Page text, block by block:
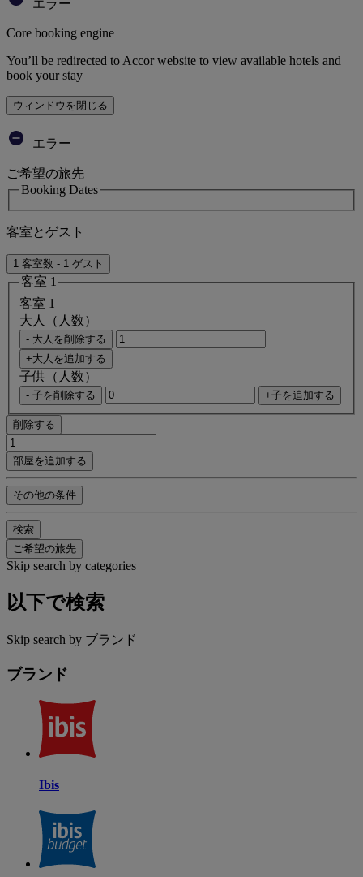
エラー
Core booking engine
You’ll be redirected to Accor website to view available hotels and
book your stay
ウィンドウを閉じる
エラー
ご希望の旅先
Booking Dates
客室とゲスト
1 客室数 - 1 ゲスト
客室 1
客室 1
大人（人数）
- 大人を削除する
+大人を追加する
子供（人数）
- 子を削除する +子を追加する
削除する
部屋を追加する
その他の条件
検索
ご希望の旅先
Skip search by categories
以下で検索
Skip search by ブランド
ブランド
Ibis